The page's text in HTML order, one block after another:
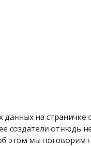
данных на
создатели отнюдь
этом мы поговорим